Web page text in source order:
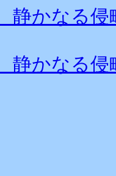
かなる侵
かなる侵